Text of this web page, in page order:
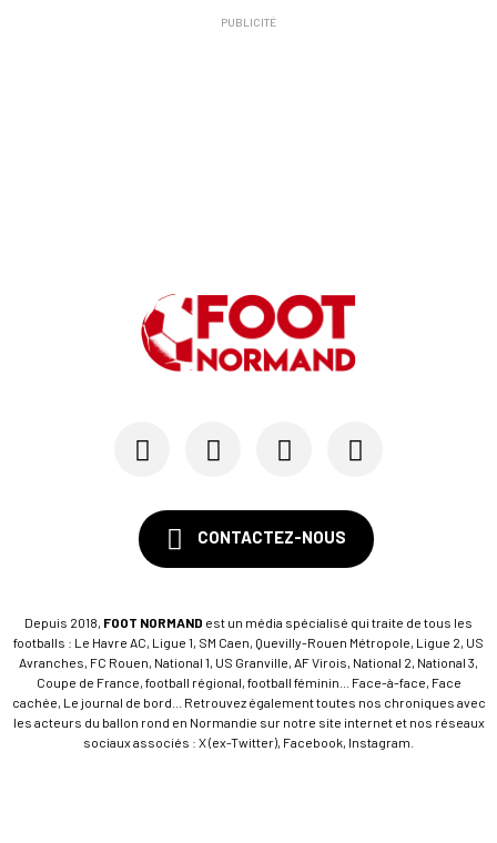
PUBLICITÉ
CONTACTEZ-NOUS
Depuis 2018, FOOT NORMAND est un média spécialisé qui traite de tous les
footballs : Le Havre AC, Ligue 1, SM Caen, Quevilly-Rouen Métropole, Ligue 2, US
Avranches, FC Rouen, National 1, US Granville, AF Virois, National 2, National 3,
Coupe de France, football régional, football féminin... Face-à-face, Face
cachée, Le journal de bord... Retrouvez également toutes nos chroniques avec
les acteurs du ballon rond en Normandie sur notre site internet et nos réseaux
sociaux associés : X (ex-Twitter), Facebook, Instagram.